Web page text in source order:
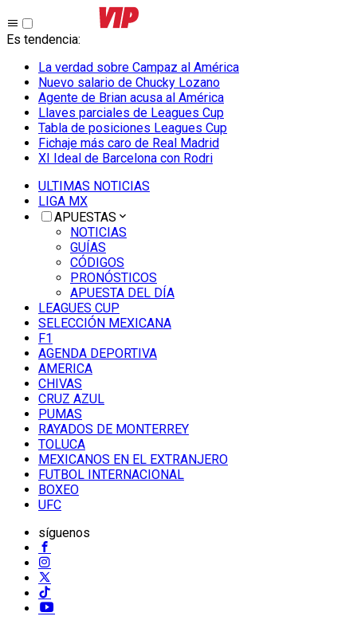
Es tendencia:
La verdad sobre Campaz al América
Nuevo salario de Chucky Lozano
Agente de Brian acusa al América
Llaves parciales de Leagues Cup
Tabla de posiciones Leagues Cup
Fichaje más caro de Real Madrid
XI Ideal de Barcelona con Rodri
ULTIMAS NOTICIAS
LIGA MX
APUESTAS
NOTICIAS
GUÍAS
CÓDIGOS
PRONÓSTICOS
APUESTA DEL DÍA
LEAGUES CUP
SELECCIÓN MEXICANA
F1
AGENDA DEPORTIVA
AMERICA
CHIVAS
CRUZ AZUL
PUMAS
RAYADOS DE MONTERREY
TOLUCA
MEXICANOS EN EL EXTRANJERO
FUTBOL INTERNACIONAL
BOXEO
UFC
síguenos